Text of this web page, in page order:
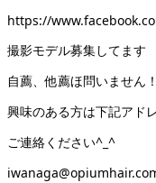
https://
撮影モデル募集してます
自薦、他薦ほ問いません！
興味のある方は下記アド
ご連絡ください^_^